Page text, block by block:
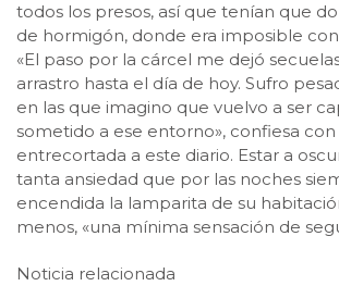
todos los presos, así que tenían que
de hormigón, donde era imposible
«El paso por la cárcel me dejó
arrastro hasta el día de hoy. Sufro
en las que imagino que vuelvo a ser
sometido a ese entorno», confiesa con
entrecortada a este diario. Estar a
tanta ansiedad que por las noches
encendida la lamparita de su
menos, «una mínima sensación de
Noticia relacionada